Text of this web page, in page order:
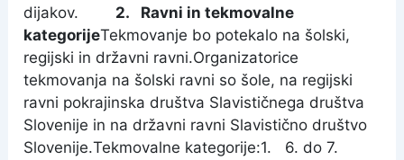
dijakov.
2. Ravni in tekmovalne
kategorijeTekmovanje bo potekalo na šolski,
regijski in državni ravni.Organizatorice
tekmovanja na šolski ravni so šole, na regijski
ravni pokrajinska društva Slavističnega društva
Slovenije in na državni ravni Slavistično društvo
Slovenije.Tekmovalne kategorije:1. 6. do 7.